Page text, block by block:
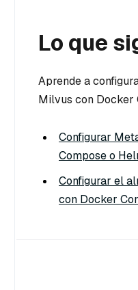
Lo que
Aprende a
Milvus con Docker
Configurar
Compose o
Configurar el
con Docker